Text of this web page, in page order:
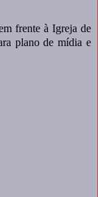
frente à Igreja de
plano de mídia e